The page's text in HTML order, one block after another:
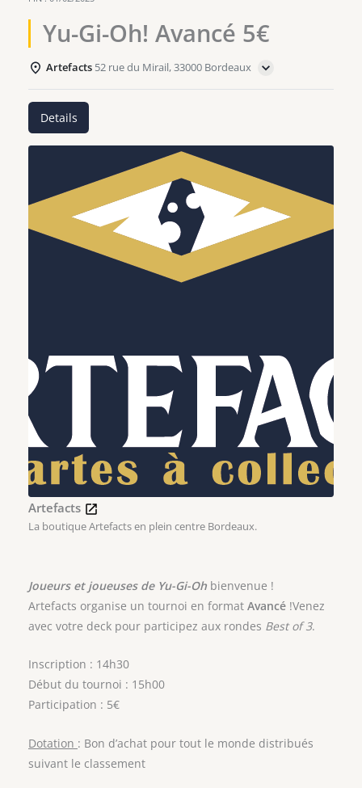
Yu-Gi-Oh! Avancé 5€
Artefacts 52 rue du Mirail, 33000 Bordeaux
Details
Artefacts
La boutique Artefacts en plein centre Bordeaux.
Joueurs et joueuses de Yu-Gi-Oh bienvenue !
Artefacts organise un tournoi en format Avancé !Venez
avec votre deck pour participez aux rondes Best of 3.
Inscription : 14h30
Début du tournoi : 15h00
Participation : 5€
Dotation : Bon d’achat pour tout le monde distribués
suivant le classement